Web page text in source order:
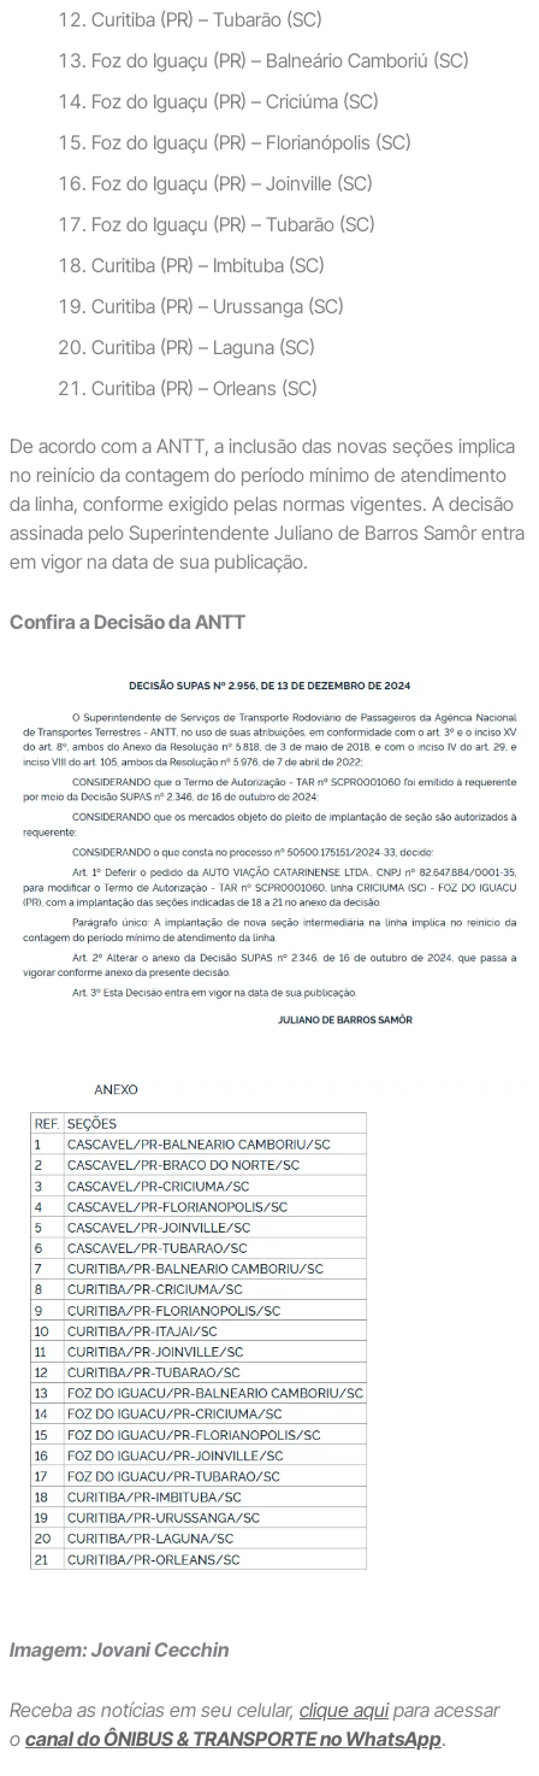
Curitiba (PR) – Tubarão (SC)
Foz do Iguaçu (PR) – Balneário Camboriú (SC)
Foz do Iguaçu (PR) – Criciúma (SC)
Foz do Iguaçu (PR) – Florianópolis (SC)
Foz do Iguaçu (PR) – Joinville (SC)
Foz do Iguaçu (PR) – Tubarão (SC)
Curitiba (PR) – Imbituba (SC)
Curitiba (PR) – Urussanga (SC)
Curitiba (PR) – Laguna (SC)
Curitiba (PR) – Orleans (SC)
De acordo com a ANTT, a inclusão das novas seções implica
no reinício da contagem do período mínimo de atendimento
da linha, conforme exigido pelas normas vigentes. A decisão
assinada pelo Superintendente Juliano de Barros Samôr entra
em vigor na data de sua publicação.
Confira a Decisão da ANTT
Imagem: Jovani Cecchin
Receba as notícias em seu celular, clique aquipara acessar
o canal do ÔNIBUS & TRANSPORTE no WhatsApp.